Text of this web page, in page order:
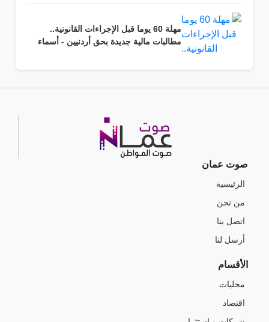
مهلة 60 يوما قبل الإجراءات القانونية..
مطالبات مالية جديدة بحق أردنيين - أسماء
صوت عمان
الرئيسية
من نحن
اتصل بنا
أرسل لنا
الأقسام
محليات
اقتصاد